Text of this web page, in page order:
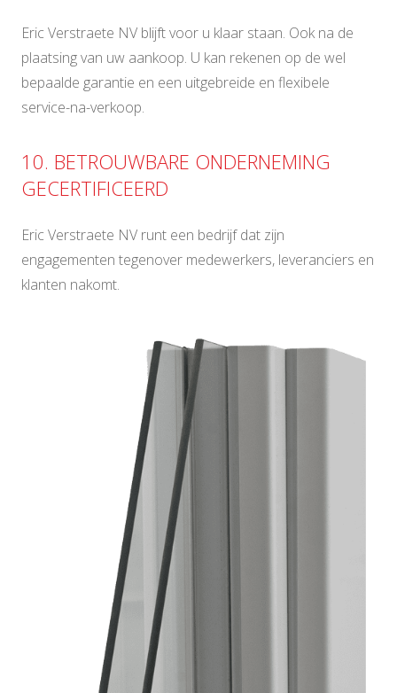
Eric Verstraete NV blijft voor u klaar staan. Ook na de
plaatsing van uw aankoop. U kan rekenen op de wel
bepaalde garantie en een uitgebreide en flexibele
service-na-verkoop.
10. BETROUWBARE ONDERNEMING
GECERTIFICEERD
Eric Verstraete NV runt een bedrijf dat zijn
engagementen tegenover medewerkers, leveranciers en
klanten nakomt.